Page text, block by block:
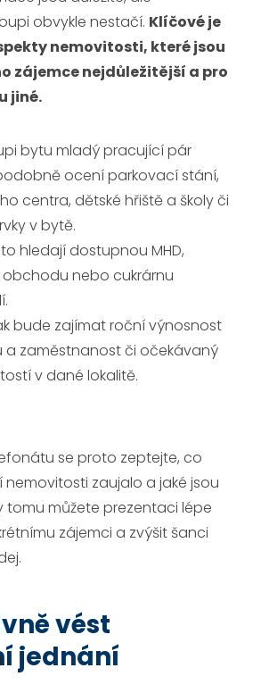
obvykle nestačí. Klíčové je
nemovitosti, které jsou
zájemce nejdůležitější a pro
jiné.
bytu mladý pracující pár
ocení parkovací stání,
centra, dětské hřiště a školy či
v bytě.
hledají dostupnou MHD,
obchodu nebo cukrárnu
bude zajímat roční výnosnost
a zaměstnanost či očekávaný
v dané lokalitě.
se proto zeptejte, co
zaujalo a jaké jsou
tomu můžete prezentaci lépe
zájemci a zvýšit šanci
vést
jednání